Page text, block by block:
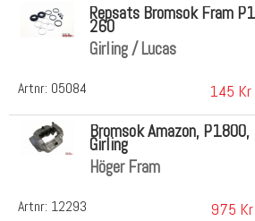
Artnr: 05084
Repsats Bromsok Fram
260
Girling / Lucas
145 Kr
Artnr: 12293
Bromsok Amazon,
Girling
Höger Fram
975 Kr